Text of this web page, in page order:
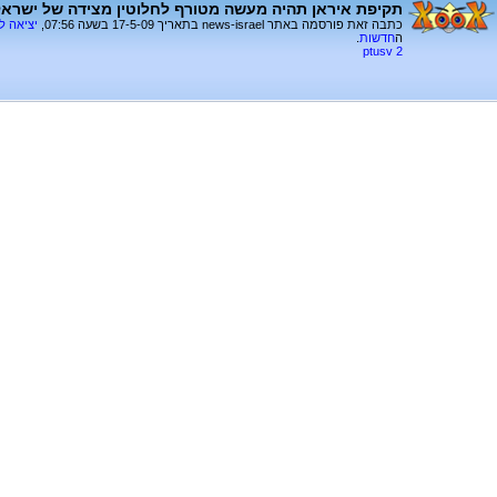
תקיפת איראן תהיה מעשה מטורף לחלוטין מצידה של
כתבה זאת פורסמה באתר news-israel בתאריך 17-5-09 בשעה 07:56, יציאה
החדשות
ptusv 2